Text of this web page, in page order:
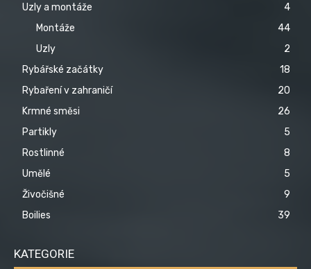
Uzly a montáže
4
Montáže
44
Uzly
2
Rybářské začátky
18
Rybaření v zahraničí
20
Krmné směsi
26
Partikly
5
Rostlinné
8
Umělé
5
Živočišné
9
Boilies
39
KATEGORIE